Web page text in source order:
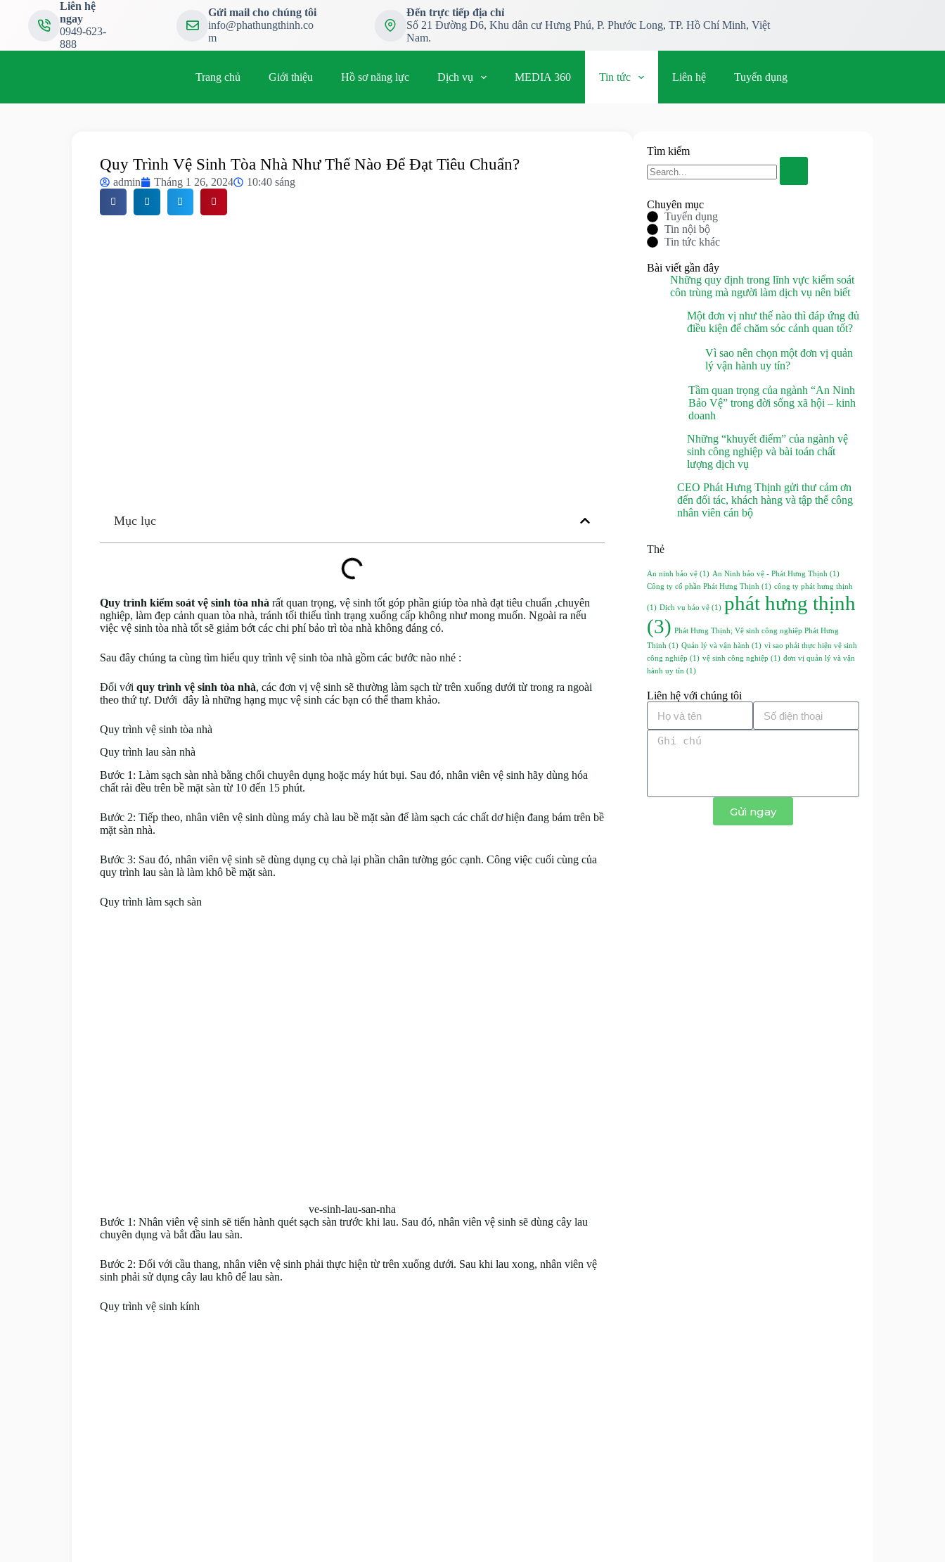
Liên hệ
ngay
0949-623-
888
Gửi mail cho chúng tôi
info@phathungthinh.co
m
Đến trực tiếp địa chỉ
Số 21 Đường D6, Khu dân cư Hưng Phú, P. Phước Long, TP. Hồ Chí Minh, Việt
Nam.
Trang chủ Giới thiệu Hồ sơ năng lực Dịch vụ MEDIA 360 Tin tức Liên hệ Tuyển dụng
Quy Trình Vệ Sinh Tòa Nhà Như Thế Nào Để Đạt Tiêu Chuẩn?
admin Tháng 1 26, 2024 10:40 sáng
Mục lục
Quy trình kiểm soát vệ sinh tòa nhà rất quan trọng, vệ sinh tốt góp phần giúp tòa nhà đạt tiêu chuẩn ,chuyên
nghiệp, làm đẹp cảnh quan tòa nhà, tránh tối thiểu tình trạng xuống cấp không như mong muốn. Ngoài ra nếu
việc vệ sinh tòa nhà tốt sẽ giảm bớt các chi phí bảo trì tòa nhà không đáng có.
Sau đây chúng ta cùng tìm hiểu quy trình vệ sinh tòa nhà gồm các bước nào nhé :
Đối với quy trình vệ sinh tòa nhà, các đơn vị vệ sinh sẽ thường làm sạch từ trên xuống dưới từ trong ra ngoài
theo thứ tự. Dưới đây là những hạng mục vệ sinh các bạn có thể tham khảo.
Quy trình vệ sinh tòa nhà
Quy trình lau sàn nhà
Bước 1: Làm sạch sàn nhà bằng chổi chuyên dụng hoặc máy hút bụi. Sau đó, nhân viên vệ sinh hãy dùng hóa
chất rải đều trên bề mặt sàn từ 10 đến 15 phút.
Bước 2: Tiếp theo, nhân viên vệ sinh dùng máy chà lau bề mặt sàn để làm sạch các chất dơ hiện đang bám trên bề
mặt sàn nhà.
Bước 3: Sau đó, nhân viên vệ sinh sẽ dùng dụng cụ chà lại phần chân tường góc cạnh. Công việc cuối cùng của
quy trình lau sàn là làm khô bề mặt sàn.
Quy trình làm sạch sàn
ve-sinh-lau-san-nha
Bước 1: Nhân viên vệ sinh sẽ tiến hành quét sạch sàn trước khi lau. Sau đó, nhân viên vệ sinh sẽ dùng cây lau
chuyên dụng và bắt đầu lau sàn.
Bước 2: Đối với cầu thang, nhân viên vệ sinh phải thực hiện từ trên xuống dưới. Sau khi lau xong, nhân viên vệ
sinh phải sử dụng cây lau khô để lau sàn.
Quy trình vệ sinh kính
Tìm kiếm
Chuyên mục
Tuyển dụng
Tin nội bộ
Tin tức khác
Bài viết gần đây
Những quy định trong lĩnh vực kiểm soát
côn trùng mà người làm dịch vụ nên biết
Một đơn vị như thế nào thì đáp ứng đủ
điều kiện để chăm sóc cảnh quan tốt?
Vì sao nên chọn một đơn vị quản
lý vận hành uy tín?
Tầm quan trọng của ngành “An Ninh
Bảo Vệ” trong đời sống xã hội – kinh
doanh
Những “khuyết điểm” của ngành vệ
sinh công nghiệp và bài toán chất
lượng dịch vụ
CEO Phát Hưng Thịnh gửi thư cảm ơn
đến đối tác, khách hàng và tập thể công
nhân viên cán bộ
Thẻ
An ninh bảo vệ (1) An Ninh bảo vệ - Phát Hưng Thịnh (1)
Công ty cổ phần Phát Hưng Thịnh (1) công ty phát hưng thịnh
(1) Dịch vụ bảo vệ (1) phát hưng thịnh
(3) Phát Hưng Thịnh; Vệ sinh công nghiệp Phát Hưng
Thịnh (1) Quản lý và vận hành (1) vì sao phải thực hiện vệ sinh
công nghiệp (1) vệ sinh công nghiệp (1) đơn vị quản lý và vận
hành uy tín (1)
Liên hệ với chúng tôi
Gửi ngay